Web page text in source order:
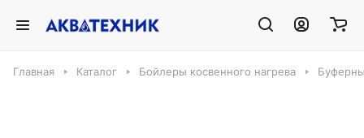
Главная Каталог Бойлеры косвенного нагрева